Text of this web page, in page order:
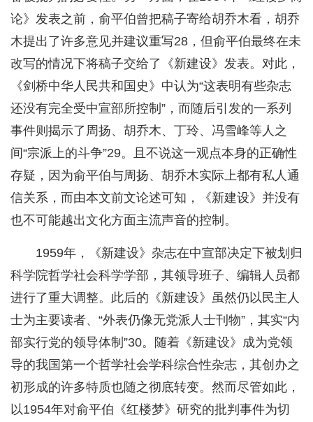
论》发表之前，俞平伯曾把稿子寄给胡乔木看，胡乔
木提出了许多意见并建议重写28，但俞平伯最终在未
改写的情况下将稿子交给了《新建设》发表。对此，
《剑桥中华人民共和国史》中认为“这表明有些杂志
还没有完全受中宣部所控制”，而随后引发的一系列
事件则揭示了周扬、胡乔木、丁玲、冯雪峰等人之
间“宗派上的斗争”29。且不说这一观点本身的正确性
存疑，因为俞平伯与周扬、胡乔木实际上都有私人通
信关系，而由本文前文论述可知，《新建设》并没有
也不可能越出文化方面主流声音的控制。
1959年，《新建设》杂志在中宣部决定下被划归
科学院哲学社会科学学部，其领导班子、编辑人员都
进行了重大调整。此后的《新建设》虽然仍以民主人
士为主要读者、“外表仍像无党派人士刊物”，其实“内
部实行党的领导体制”30。随着《新建设》成为党领
导的我国第一个哲学社会学科综合性杂志，其创办之
初形成的许多特质也随之彻底转变。然而尽管如此，
以1954年对俞平伯《红楼梦》研究的批判事件为切